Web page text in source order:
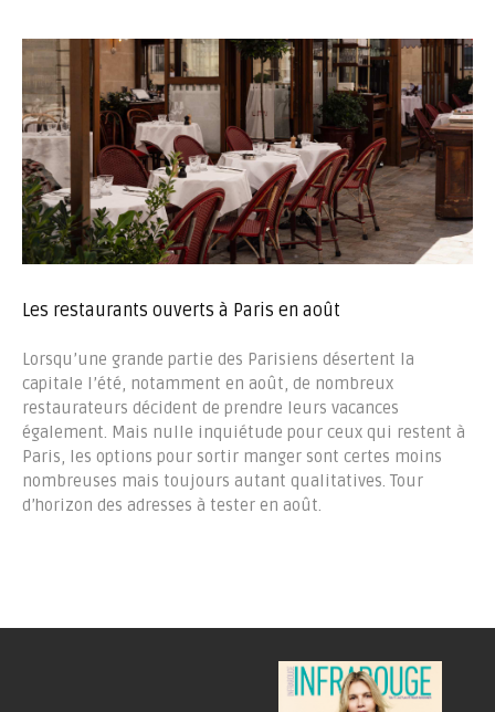
Les restaurants ouverts à Paris en août
Lorsqu’une grande partie des Parisiens désertent la
capitale l’été, notamment en août, de nombreux
restaurateurs décident de prendre leurs vacances
également. Mais nulle inquiétude pour ceux qui restent à
Paris, les options pour sortir manger sont certes moins
nombreuses mais toujours autant qualitatives. Tour
d’horizon des adresses à tester en août.